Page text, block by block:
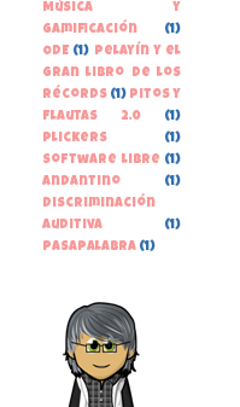
Música y
gamificación
(1)
ODE (1)
Pelayín y el
gran libro de los
récords (1) Pitos y
Flautas 2.0
(1)
Plickers
(1)
Software libre (1)
andantino
(1)
discriminación
auditiva
(1)
pasapalabra (1)